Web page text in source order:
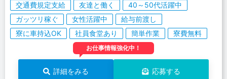
交通費規定支給
友達と働く
40～50代活躍中
ガッツリ稼ぐ
女性活躍中
給与前渡し
寮に車持込OK
社員食堂あり 簡単作業 寮費無料
お仕事情報強化中！
詳細をみる 応募する